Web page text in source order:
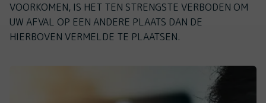
VOORKOMEN, IS HET TEN STRENGSTE VERBODEN OM
UW AFVAL OP EEN ANDERE PLAATS DAN DE
HIERBOVEN VERMELDE TE PLAATSEN.